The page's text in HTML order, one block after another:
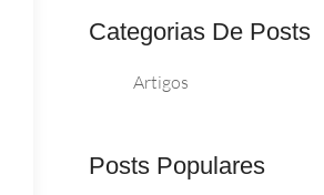
Categorias De Posts
Artigos
Posts Populares